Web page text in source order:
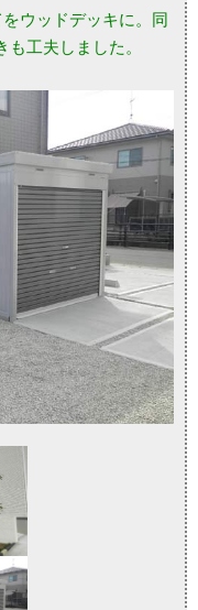
ウッドデッキに。同
工夫しました。